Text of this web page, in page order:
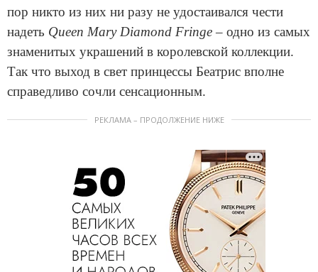
пор никто из них ни разу не удостаивался чести
надеть Queen Mary Diamond Fringe– одно из самых
знаменитых украшений в королевской коллекции.
Так что выход в свет принцессы Беатрис вполне
справедливо сочли сенсационным.
РЕКЛАМА – ПРОДОЛЖЕНИЕ НИЖЕ